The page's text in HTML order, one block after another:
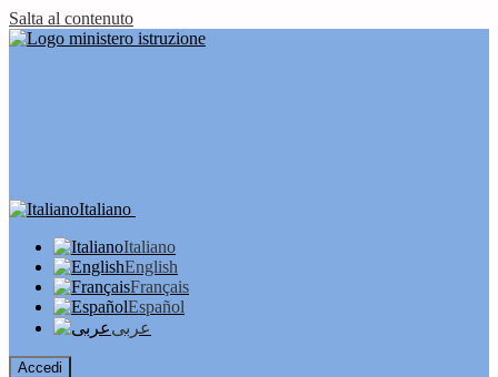
Salta al contenuto
Italiano
Italiano
English
Français
Español
عربى
Accedi